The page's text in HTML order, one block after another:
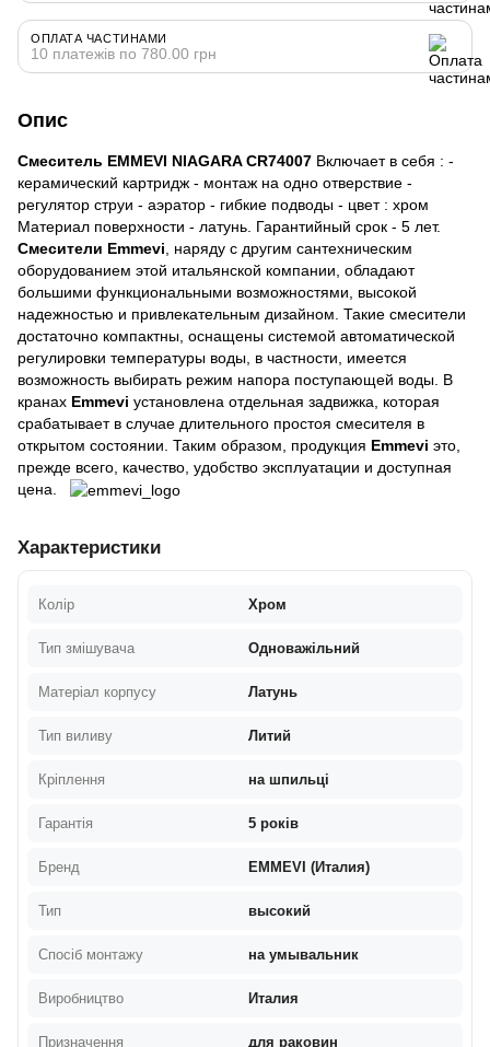
ОПЛАТА ЧАСТИНАМИ
10 платежів по 780.00 грн
Опис
Смеситель EMMEVI NIAGARA CR74007 Включает в себя : -
керамический картридж - монтаж на одно отверствие -
регулятор струи - аэратор - гибкие подводы - цвет : хром
Материал поверхности - латунь. Гарантийный срок - 5 лет.
Смесители Emmevi , наряду с другим сантехническим
оборудованием этой итальянской компании, обладают
большими функциональными возможностями, высокой
надежностью и привлекательным дизайном. Такие смесители
достаточно компактны, оснащены системой автоматической
регулировки температуры воды, в частности, имеется
возможность выбирать режим напора поступающей воды. В
кранах Emmevi установлена отдельная задвижка, которая
срабатывает в случае длительного простоя смесителя в
открытом состоянии. Таким образом, продукция Emmevi это,
прежде всего, качество, удобство эксплуатации и доступная
цена.
Характеристики
Колір Хром
Тип змішувача Одноважільний
Матеріал корпусу Латунь
Тип виливу Литий
Кріплення на шпильці
Гарантія 5 років
Бренд EMMEVI (Италия)
Тип высокий
Спосіб монтажу на умывальник
Виробництво Италия
Призначення для раковин